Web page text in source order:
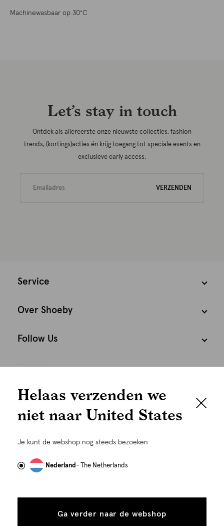
graag persoonlijk
gebruiken wij cookies en daarmee vergelijkbare
om advertenties te personaliseren...
tonen
toestaan
Machinewasbaar op 30°C
Let’s stay in touch
Ontdek als allereerste onze nieuwste collecties, fashion
trends, (kortings)acties én krijg toegang tot speciale events en
exclusieve early access.
VERZENDEN
Service
Over Shoeby
Follow Us
Cookies
Nederland Nederlands
Alle rechten voorbehouden. Shoeby 2026
Helaas verzenden we
niet naar United States
Je kunt de webshop nog steeds bezoeken
Nederland- The Netherlands
Ga verder naar de webshop